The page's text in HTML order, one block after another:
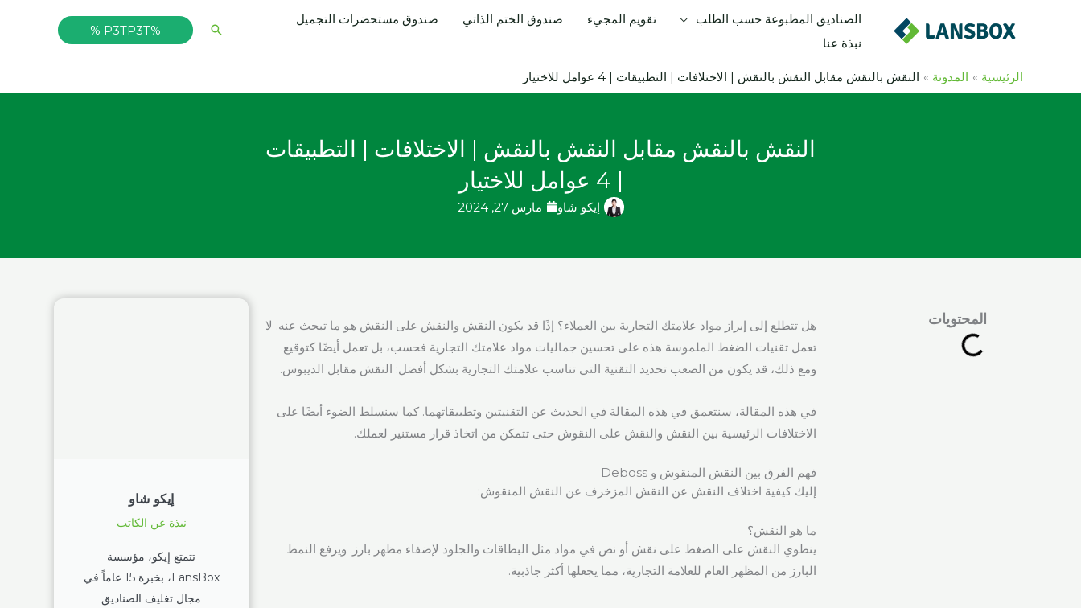
الصناديق المطبوعة حسب الطلب تقويم المجيء صندوق الختم الذاتي
صندوق مستحضرات التجميل
نبذة عنا
البحث %P3TP3T %
الرئيسية المدونة النقش بالنقش مقابل النقش بالنقش | الاختلافات | التطبيقات | 4 عوامل للاختيار
النقش بالنقش مقابل النقش بالنقش | الاختلافات | التطبيقات
| 4 عوامل للاختيار
إيكو شاو مارس 27, 2024
المحتويات
هل تتطلع إلى إبراز مواد علامتك التجارية بين العملاء؟ إذًا قد يكون النقش والنقش على النقش هو ما تبحث عنه. لا
تعمل تقنيات الضغط الملموسة هذه على تحسين جماليات مواد علامتك التجارية فحسب، بل تعمل أيضًا كتوقيع.
ومع ذلك، قد يكون من الصعب تحديد التقنية التي تناسب علامتك التجارية بشكل أفضل: النقش مقابل الديبوس.
في هذه المقالة، سنتعمق في هذه المقالة في الحديث عن التقنيتين وتطبيقاتهما. كما سنسلط الضوء أيضًا على
الاختلافات الرئيسية بين النقش والنقش على النقوش حتى تتمكن من اتخاذ قرار مستنير لعملك.
فهم الفرق بين النقش المنقوش و Deboss
إليك كيفية اختلاف النقش عن النقش المزخرف عن النقش المنقوش:
ما هو النقش؟
ينطوي النقش على الضغط على نقش أو نص في مواد مثل البطاقات والجلود لإضفاء مظهر بارز. ويرفع النمط
البارز من المظهر العام للعلامة التجارية، مما يجعلها أكثر جاذبية.
إيكو شاو
نبذة عن الكاتب
تتمتع إيكو، مؤسسة
LansBox، بخبرة 15 عاماً في
مجال تغليف الصناديق